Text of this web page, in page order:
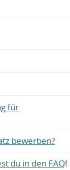
für
bewerben?
du in den FAQ!